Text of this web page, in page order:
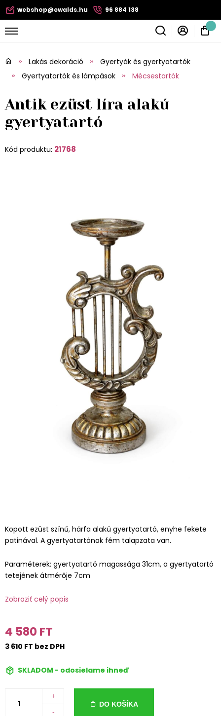
webshop@ewalds.hu 96 884 138
Lakás dekoráció
Gyertyák és gyertyatartók
Gyertyatartók és lámpások
Mécsestartók
Antik ezüst líra alakú
gyertyatartó
Kód produktu: 21768
Kopott ezüst színű, hárfa alakú gyertyatartó, enyhe fekete
patinával. A gyertyatartónak fém talapzata van.
Paraméterek: gyertyatartó magassága 31cm, a gyertyatartó
tetejének átmérője 7cm
Zobraziť celý popis
4 580 FT
3 610 FT bez DPH
SKLADOM - odosielame ihneď
+
-
DO KOŠÍKA